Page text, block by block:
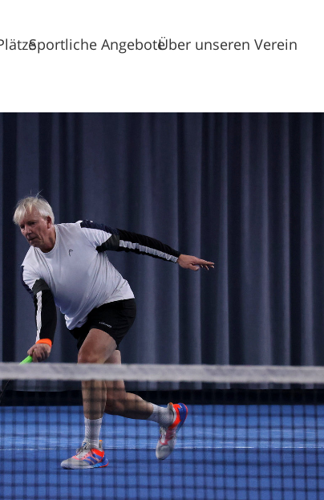
Sportliche AngeboteÜber unseren Verein